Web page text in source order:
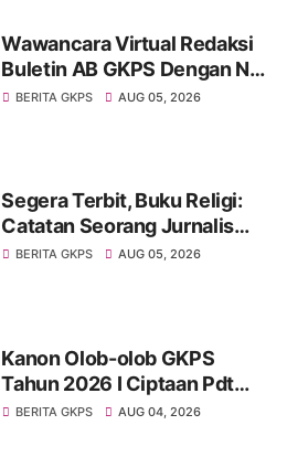
Wawancara Virtual Redaksi
Buletin AB GKPS Dengan Ny
St RK Purba Pakpak Boru
BERITA GKPS AUG 05, 2026
Segera Terbit, Buku Religi:
Catatan Seorang Jurnalis
dan Pelayan Gereja : St
BERITA GKPS AUG 05, 2026
Kanon Olob-olob GKPS
Tahun 2026 I Ciptaan Pdt
Mannes Purba I Kuria
BERITA GKPS AUG 04, 2026